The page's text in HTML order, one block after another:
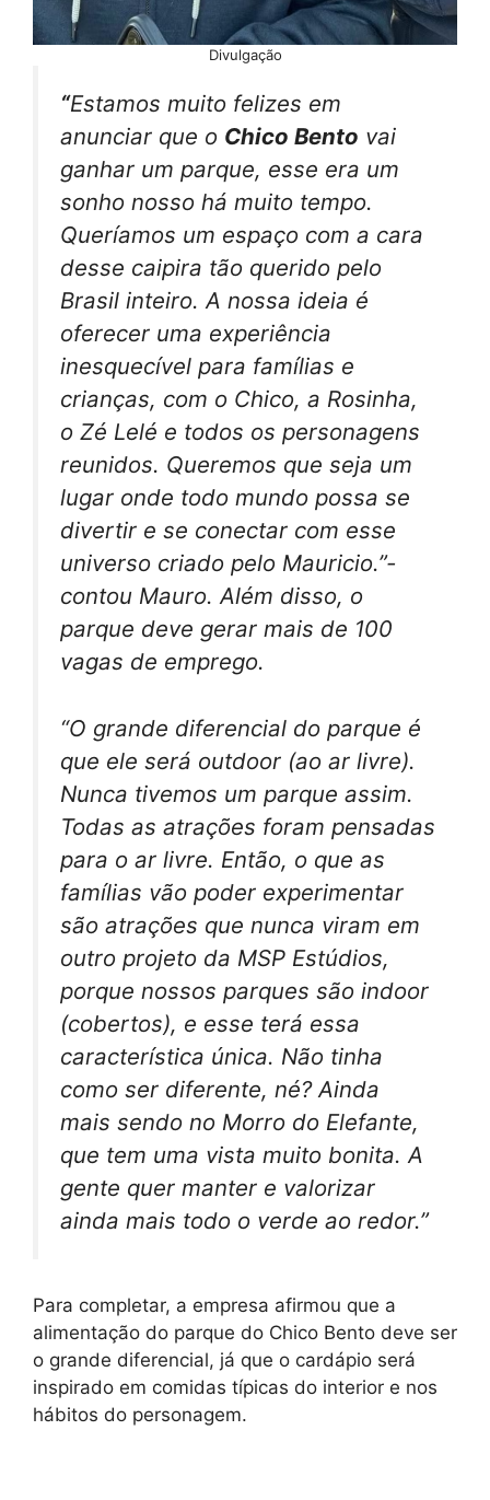
Divulgação
“Estamos muito felizes em
anunciar que o Chico Bento vai
ganhar um parque, esse era um
sonho nosso há muito tempo.
Queríamos um espaço com a cara
desse caipira tão querido pelo
Brasil inteiro. A nossa ideia é
oferecer uma experiência
inesquecível para famílias e
crianças, com o Chico, a Rosinha,
o Zé Lelé e todos os personagens
reunidos. Queremos que seja um
lugar onde todo mundo possa se
divertir e se conectar com esse
universo criado pelo Mauricio.”-
contou Mauro. Além disso, o
parque deve gerar mais de 100
vagas de emprego.
“O grande diferencial do parque é
que ele será outdoor (ao ar livre).
Nunca tivemos um parque assim.
Todas as atrações foram pensadas
para o ar livre. Então, o que as
famílias vão poder experimentar
são atrações que nunca viram em
outro projeto da MSP Estúdios,
porque nossos parques são indoor
(cobertos), e esse terá essa
característica única. Não tinha
como ser diferente, né? Ainda
mais sendo no Morro do Elefante,
que tem uma vista muito bonita. A
gente quer manter e valorizar
ainda mais todo o verde ao redor.”
Para completar, a empresa afirmou que a
alimentação do parque do Chico Bento deve ser
o grande diferencial, já que o cardápio será
inspirado em comidas típicas do interior e nos
hábitos do personagem.